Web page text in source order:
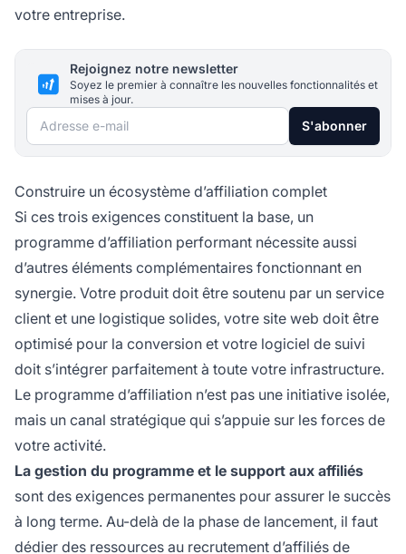
votre entreprise.
Rejoignez notre newsletter
Soyez le premier à connaître les nouvelles fonctionnalités et
mises à jour.
Adresse e-mail S'abonner
Construire un écosystème d’affiliation complet
Si ces trois exigences constituent la base, un
programme d’affiliation performant nécessite aussi
d’autres éléments complémentaires fonctionnant en
synergie. Votre produit doit être soutenu par un service
client et une logistique solides, votre site web doit être
optimisé pour la conversion et votre logiciel de suivi
doit s’intégrer parfaitement à toute votre infrastructure.
Le programme d’affiliation n’est pas une initiative isolée,
mais un canal stratégique qui s’appuie sur les forces de
votre activité.
La gestion du programme et le support aux affiliés
sont des exigences permanentes pour assurer le succès
à long terme. Au-delà de la phase de lancement, il faut
dédier des ressources au recrutement d’affiliés de